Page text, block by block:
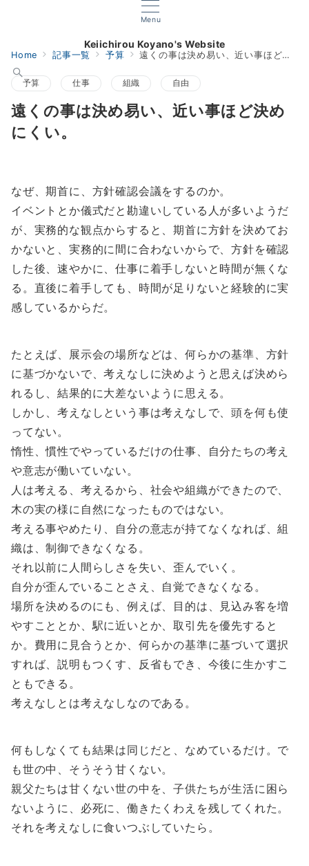
Menu
Keiichirou Koyano's Website
Home 記事一覧 予算 遠くの事は決め易い、近い事ほど決めにくい。
予算 仕事 組織 自由
遠くの事は決め易い、近い事ほど決め
にくい。
なぜ、期首に、方針確認会議をするのか。
イベントとか儀式だと勘違いしている人が多いようだ
が、実務的な観点からすると、期首に方針を決めてお
かないと、実務的に間に合わないからで、方針を確認
した後、速やかに、仕事に着手しないと時間が無くな
る。直後に着手しても、時間が足りないと経験的に実
感しているからだ。
たとえば、展示会の場所などは、何らかの基準、方針
に基づかないで、考えなしに決めようと思えば決めら
れるし、結果的に大差ないように思える。
しかし、考えなしという事は考えなしで、頭を何も使
ってない。
惰性、慣性でやっているだけの仕事、自分たちの考え
や意志が働いていない。
人は考える、考えるから、社会や組織ができたので、
木の実の様に自然になったものではない。
考える事やめたり、自分の意志が持てなくなれば、組
織は、制御できなくなる。
それ以前に人間らしさを失い、歪んでいく。
自分が歪んでいることさえ、自覚できなくなる。
場所を決めるのにも、例えば、目的は、見込み客を増
やすこととか、駅に近いとか、取引先を優先すると
か。費用に見合うとか、何らかの基準に基づいて選択
すれば、説明もつくす、反省もでき、今後に生かすこ
ともできる。
考えなしとは考えなしなのである。
何もしなくても結果は同じだと、なめているだけ。で
も世の中、そうそう甘くない。
親父たちは甘くない世の中を、子供たちが生活に困ら
ないように、必死に、働きたくわえを残してくれた。
それを考えなしに食いつぶしていたら。